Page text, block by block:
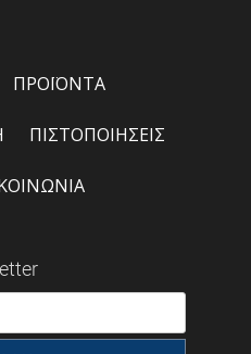
ΠΡΟΪΟΝΤΑ
ΠΙΣΤΟΠΟΙΗΣΕΙΣ